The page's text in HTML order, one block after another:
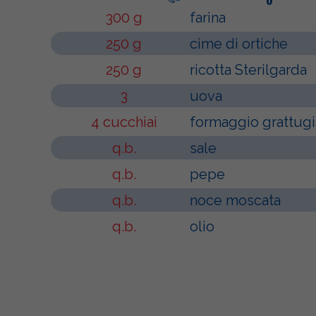
300 g
farina
250 g
cime di ortiche
250 g
ricotta Sterilgarda
3
uova
4 cucchiai
formaggio
q.b.
sale
q.b.
pepe
q.b.
noce moscata
q.b.
olio